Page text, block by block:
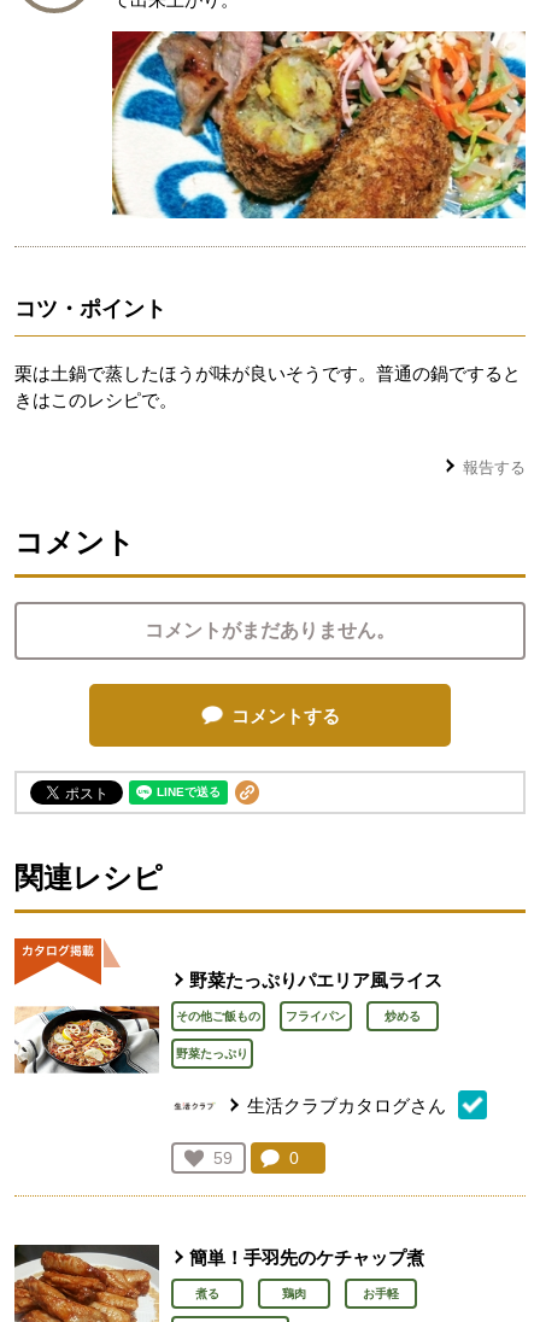
コツ・ポイント
栗は土鍋で蒸したほうが味が良いそうです。普通の鍋ですると
きはこのレシピで。
報告する
コメント
コメントがまだありません。
コメントする
関連レシピ
野菜たっぷりパエリア風ライス
その他ご飯もの フライパン 炒める
野菜たっぷり
生活クラブカタログさん
お気に入り登録：
59
人が登録
コメント：
0
簡単！手羽先のケチャップ煮
煮る 鶏肉 お手軽